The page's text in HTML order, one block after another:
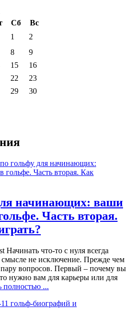
Сб
Вс
1
2
8
9
15
16
22
23
29
30
начинающих: ваши
Часть вторая.
что-то с нуля всегда
смысле не исключение. Прежде чем
пару вопросов. Первый – почему вы
нужно вам для карьеры или для
полностью ...